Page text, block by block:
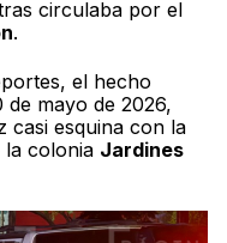
circulaba por el
.
el hecho
mayo de 2026,
casi esquina con la
la colonia Jardines